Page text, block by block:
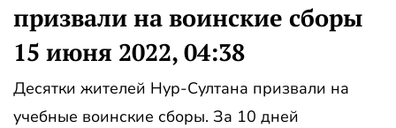
призвали на воинские сборы
15 июня 2022, 04:38
Десятки жителей Нур-Султана призвали на
учебные воинские сборы. За 10 дней